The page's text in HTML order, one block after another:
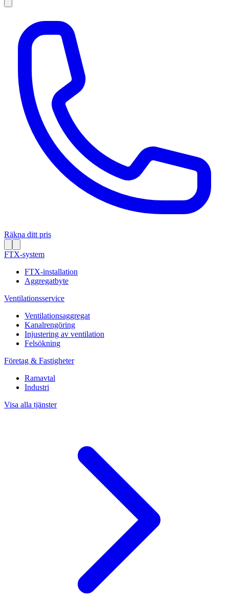
Räkna ditt pris
FTX-system
FTX-installation
Aggregatbyte
Ventilationsservice
Ventilationsaggregat
Kanalrengöring
Injustering av ventilation
Felsökning
Företag & Fastigheter
Ramavtal
Industri
Visa alla tjänster